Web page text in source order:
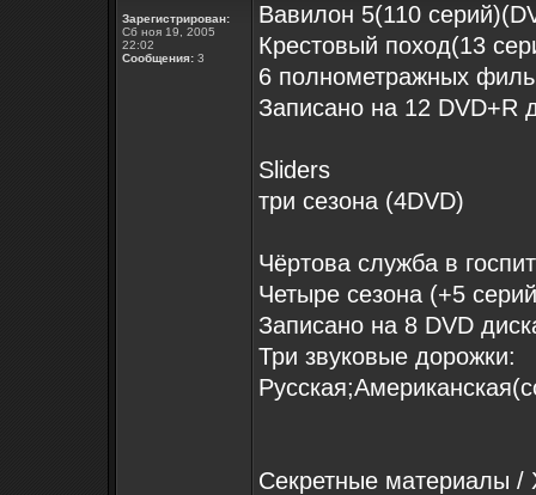
Зарегистрирован:
Сб ноя 19, 2005
22:02
Сообщения: 3
Вавилон 5(110
Крестовый поход(13
6 полнометражных
Записано на 12 DVD+R
Sliders
три сезона (4DVD)
Чёртова служба в
Четыре сезона (+5
Записано на 8 DVD
Три звуковые дорожки:
Секретные материалы /